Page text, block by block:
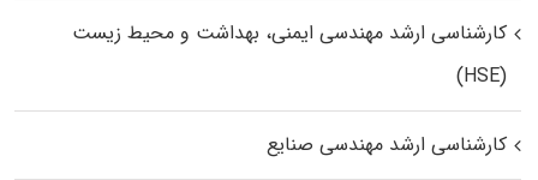
کارشناسی ارشد مهندسی ایمنی، بهداشت و محیط زیست
(HSE)
کارشناسی ارشد مهندسی صنایع